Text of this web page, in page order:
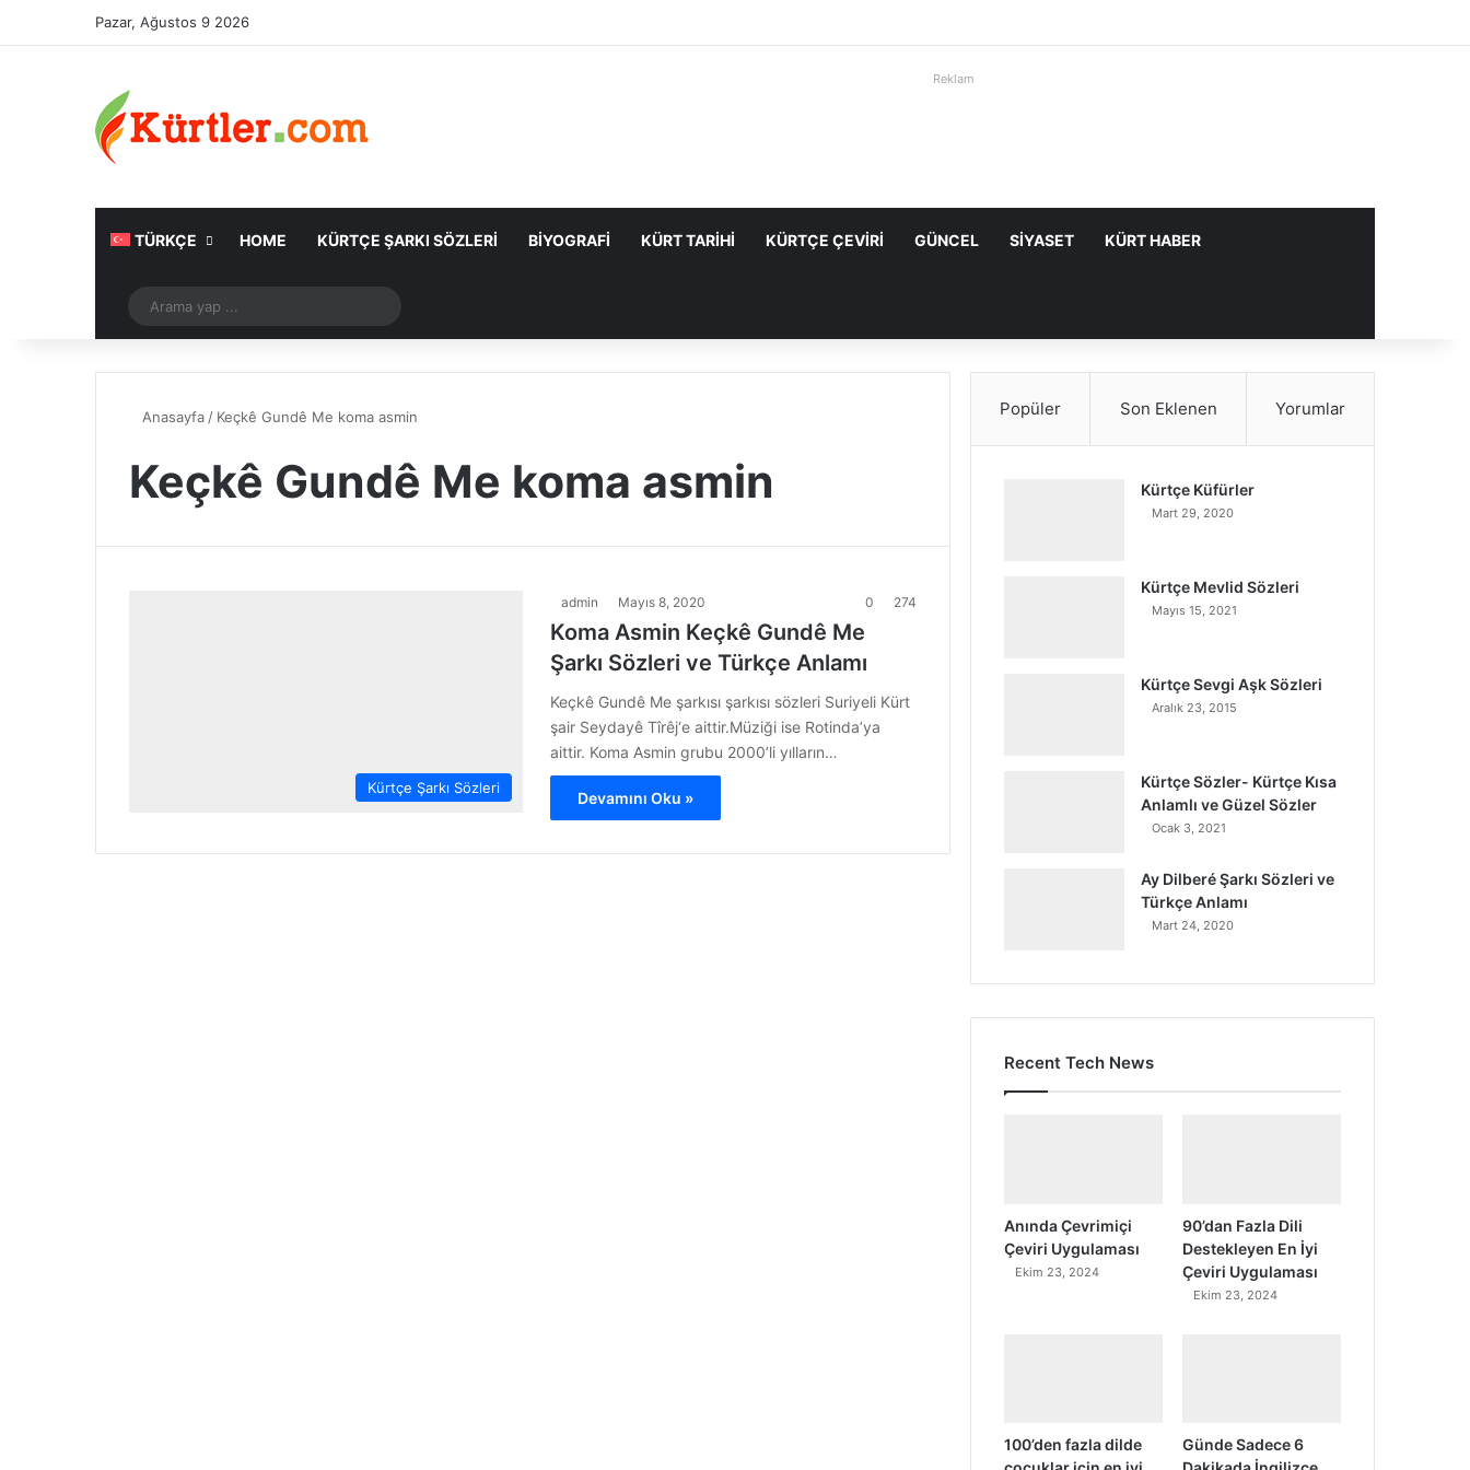
Pazar, Ağustos 9 2026
Reklam
TÜRKÇE HOME KÜRTÇE ŞARKI SÖZLERI BIYOGRAFI KÜRT TARIHI KÜRTÇE ÇEVIRI GÜNCEL SIYASET KÜRT HABER
Rastgele Makale
yap
Anasayfa / Keçkê Gundê Me koma asmin
Keçkê Gundê Me koma asmin
Kürtçe Şarkı Sözleri
admin Mayıs 8, 2020 0 274
Koma Asmin Keçkê Gundê Me
Şarkı Sözleri ve Türkçe Anlamı
Keçkê Gundê Me şarkısı şarkısı sözleri Suriyeli Kürt
şair Seydayê Tîrêj‘e aittir.Müziği ise Rotinda’ya
aittir. Koma Asmin grubu 2000’li yılların…
Devamını Oku »
Popüler Son Eklenen Yorumlar
Kürtçe Küfürler
Mart 29, 2020
Kürtçe Mevlid Sözleri
Mayıs 15, 2021
Kürtçe Sevgi Aşk Sözleri
Aralık 23, 2015
Kürtçe Sözler- Kürtçe Kısa
Anlamlı ve Güzel Sözler
Ocak 3, 2021
Ay Dilberé Şarkı Sözleri ve
Türkçe Anlamı
Mart 24, 2020
Recent Tech News
Anında Çevrimiçi
Çeviri Uygulaması
Ekim 23, 2024
90’dan Fazla Dili
Destekleyen En İyi
Çeviri Uygulaması
Ekim 23, 2024
100’den fazla dilde
Günde Sadece 6